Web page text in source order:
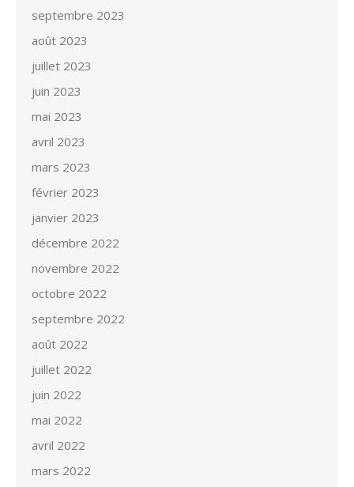
septembre 2023
août 2023
juillet 2023
juin 2023
mai 2023
avril 2023
mars 2023
février 2023
janvier 2023
décembre 2022
novembre 2022
octobre 2022
septembre 2022
août 2022
juillet 2022
juin 2022
mai 2022
avril 2022
mars 2022